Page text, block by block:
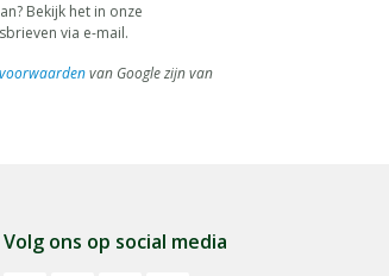
Bekijk het in onze
via e-mail.
van Google zijn van
Volg ons op social media